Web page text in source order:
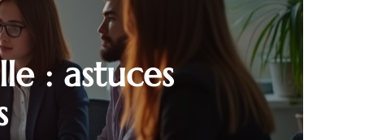
: astuces